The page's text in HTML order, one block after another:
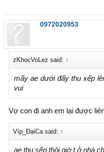
0972020953
zKhocVoLez said: ↑
mấy ae dưới đấy thu xếp
vui
Vợ con đi anh em lại được
Víp_ĐạiCa said: ↑
ae thu sếp thôi giờ t ở nhà